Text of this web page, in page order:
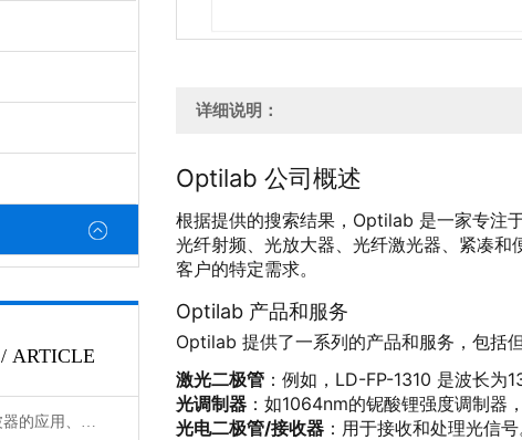
/ ARTICLE
解析声光可调滤波器的应用、原理以及使用特点
详细说明：
Optilab 公司概述
根据提供的搜索结果，Optilab 是一家专注
光纤射频、光放大器、光纤激光器、紧凑
客户的特定需求。
Optilab 产品和服务
Optilab 提供了一系列的产品和服务，包括
激光二极管 ：例如，LD-FP-1310 是波长为
光调制器 ：如1064nm的铌酸锂强度调制器
光电二极管/接收器 ：用于接收和处理光信号